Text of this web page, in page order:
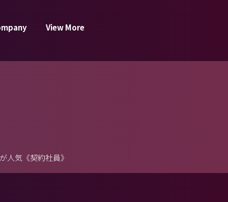
View More
人気《契約社員》